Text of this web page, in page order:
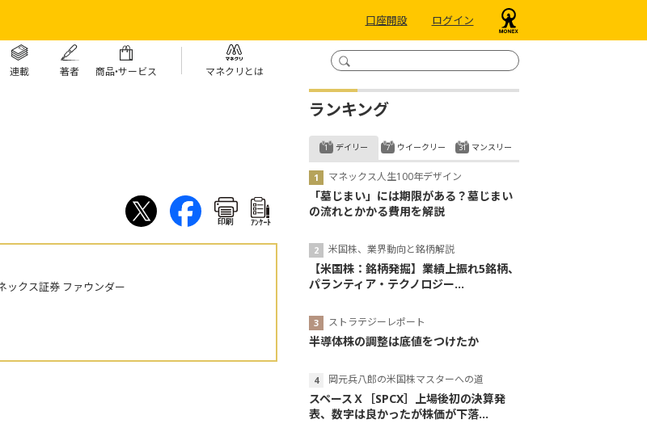
口座開設 ログイン
連載 著者 商品・サービス マネクリとは
印刷 ｱﾝｹｰﾄ
ックス証券 ファウンダー
ランキング
デイリー
マネックス人生100年デザイン
「墓じまい」には期限がある？墓じまい
の流れとかかる費用を解説
米国株、業界動向と銘柄解説
【米国株：銘柄発掘】業績上振れ5銘柄、
パランティア・テクノロジー...
ストラテジーレポート
半導体株の調整は底値をつけたか
岡元兵八郎の米国株マスターへの道
スペースＸ［SPCX］上場後初の決算発
表、数字は良かったが株価が下落...
ウイークリー マンスリー